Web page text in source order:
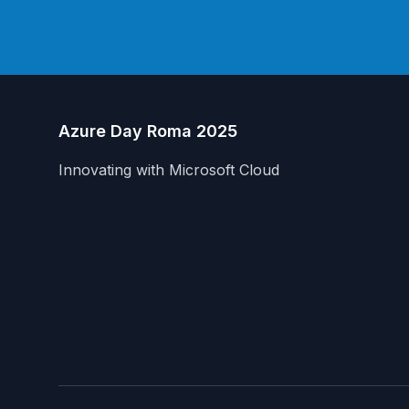
Azure Day Roma 2025
Innovating with Microsoft Cloud